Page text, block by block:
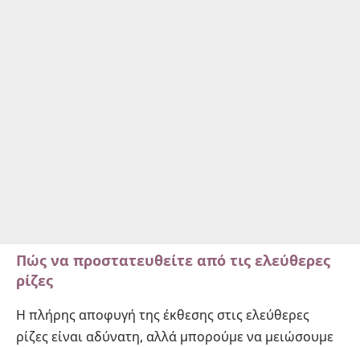
Πώς να προστατευθείτε από τις ελεύθερες
ρίζες
Η πλήρης αποφυγή της έκθεσης στις ελεύθερες
ρίζες είναι αδύνατη, αλλά μπορούμε να μειώσουμε